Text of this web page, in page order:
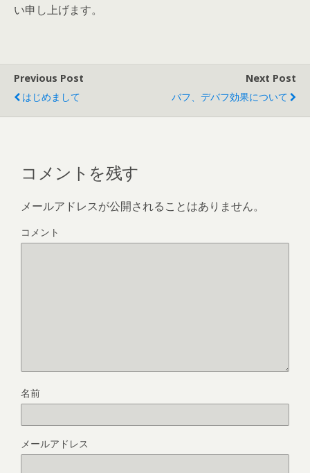
い申し上げます。
Previous Post
はじめまして
Next Post
バフ、デバフ効果について
コメントを残す
メールアドレスが公開されることはありません。
コメント
名前
メールアドレス